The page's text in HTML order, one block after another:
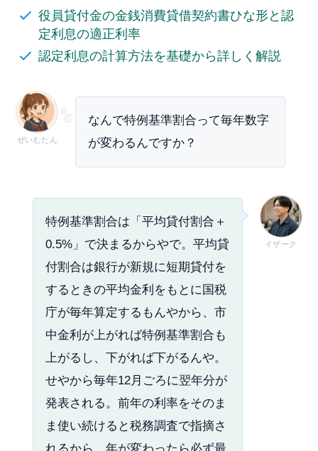
役員貸付金の金銭消費貸借契約書ひな形と認
定利息の適正利率
認定利息の計算方法を基礎から詳しく解説
ぜいむたん
なんで特例基準割合って毎年数字
が変わるんですか？
イザーク
特例基準割合は「平均貸付割合＋
0.5%」で決まるからやで。平均貸
付割合は銀行が新規に短期貸付を
するときの平均金利をもとに国税
庁が毎年算定するもんやから、市
中金利が上がれば特例基準割合も
上がるし、下がれば下がるんや。
せやから毎年12月ごろに翌年分が
発表される。前年の利率をそのま
ま使い続けると税務調査で指摘さ